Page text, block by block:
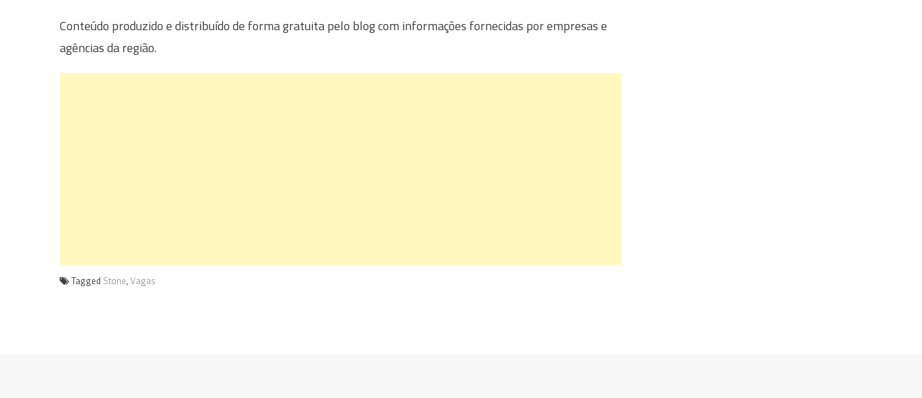
Conteúdo produzido e distribuído de forma gratuita pelo blog com informações fornecidas por empresas e
agências da região.
Tagged Stone, Vagas